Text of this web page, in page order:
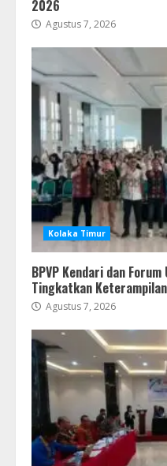
2026
Agustus 7, 2026
Kolaka Timur
BPVP Kendari dan
Tingkatkan
Agustus 7, 2026